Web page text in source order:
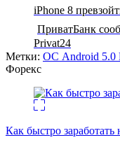
iPhone 8
ПриватБанк
Privat24
Метки: ОС Android 5.0
Форекс
Как быстро